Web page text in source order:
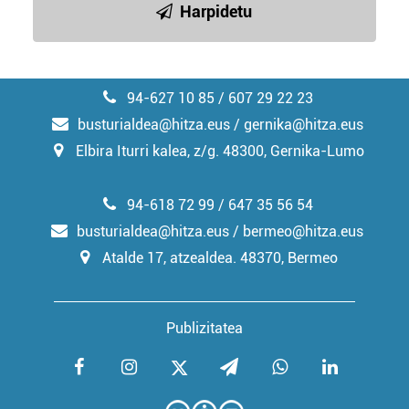
Harpidetu
94-627 10 85 / 607 29 22 23
busturialdea@hitza.eus / gernika@hitza.eus
Elbira Iturri kalea, z/g. 48300, Gernika-Lumo
Publizitatea
94-618 72 99 / 647 35 56 54
busturialdea@hitza.eus / bermeo@hitza.eus
Atalde 17, atzealdea. 48370, Bermeo